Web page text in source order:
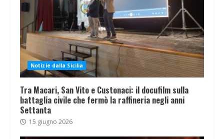
Notizie dalla Sicilia
Tra Macari, San Vito e Custonaci: il docufilm sulla
battaglia civile che fermò la raffineria negli anni
Settanta
15 giugno 2026